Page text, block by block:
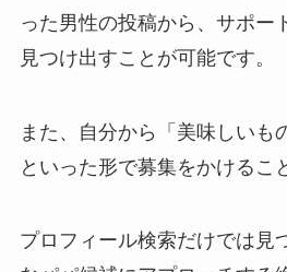
った男性の投稿から、サポー
見つけ出すことが可能です。
また、自分から「美味しいも
といった形で募集をかけるこ
プロフィール検索だけでは見